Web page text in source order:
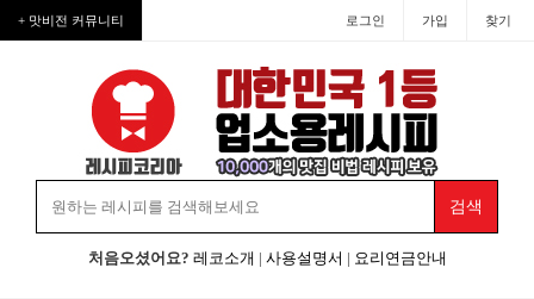
+ 맛비전 커뮤니티 로그인 가입 찾기
처음오셨어요? 레코소개 | 사용설명서 | 요리연금안내